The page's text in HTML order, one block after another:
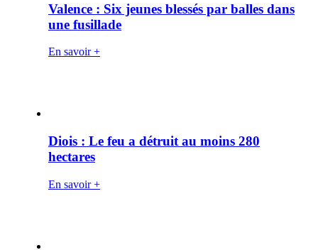
Valence : Six jeunes blessés par balles dans
une fusillade
En savoir +
Diois : Le feu a détruit au moins 280
hectares
En savoir +